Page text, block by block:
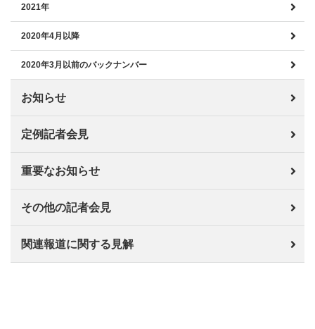
2021年
2020年4月以降
2020年3月以前のバックナンバー
お知らせ
定例記者会見
重要なお知らせ
その他の記者会見
関連報道に関する見解